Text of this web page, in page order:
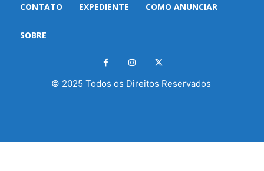
CONTATO EXPEDIENTE COMO ANUNCIAR
SOBRE
© 2025 Todos os Direitos Reservados